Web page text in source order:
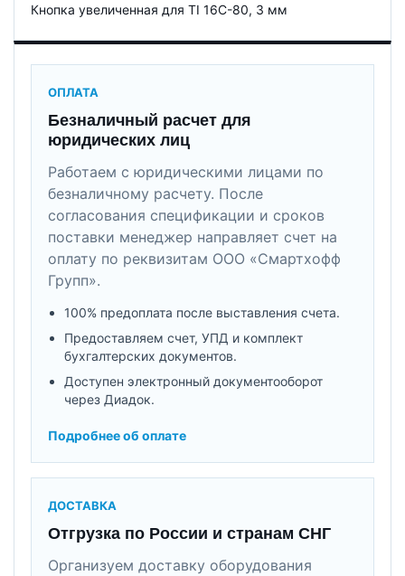
Кнопка увеличенная для TI 16C-80, 3 мм
ОПЛАТА
Безналичный расчет для
юридических лиц
Работаем с юридическими лицами по
безналичному расчету. После
согласования спецификации и сроков
поставки менеджер направляет счет на
оплату по реквизитам ООО «Смартхофф
Групп».
100% предоплата после выставления счета.
Предоставляем счет, УПД и комплект
бухгалтерских документов.
Доступен электронный документооборот
через Диадок.
Подробнее об оплате
ДОСТАВКА
Отгрузка по России и странам СНГ
Организуем доставку оборудования